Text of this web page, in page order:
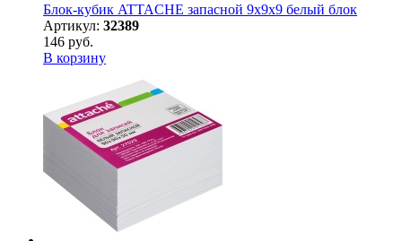
Блок-кубик ATTACHE запасной 9х9х9 белый блок
Артикул: 32389
146 руб.
В корзину